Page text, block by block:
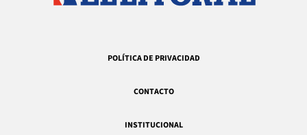
POLÍTICA DE PRIVACIDAD
CONTACTO
INSTITUCIONAL